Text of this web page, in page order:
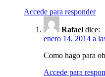
Accede para responder
Rafael dice:
enero 14, 2014 a
Como hago para
Accede para